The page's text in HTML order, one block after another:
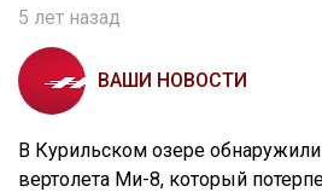
5 лет назад
ВАШИ НОВОСТИ
В Курильском озере
вертолета Ми-8, который